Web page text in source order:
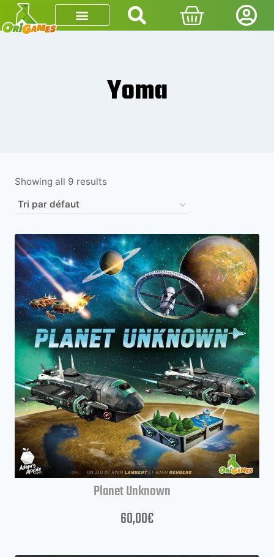
Yoma
Showing all 9 results
Planet Unknown
60,00€